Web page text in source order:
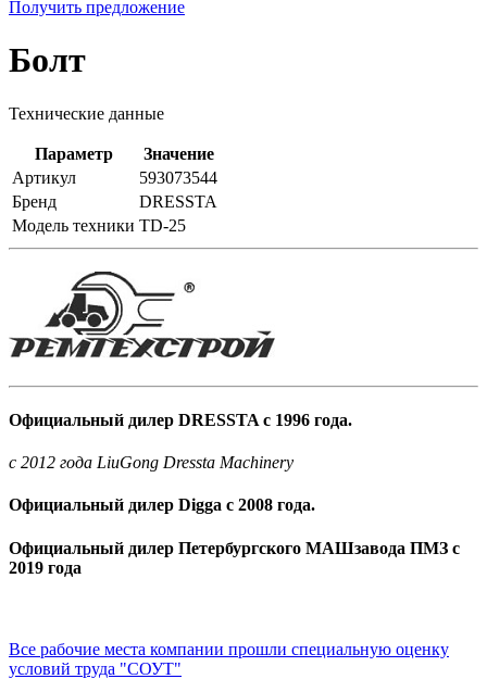
Получить предложение
Болт
Технические данные
Параметр
Значение
Артикул
593073544
Бренд
DRESSTA
Модель техники TD-25
Официальный дилер DRESSTA с 1996 года.
c 2012 года LiuGong Dressta Machinery
Официальный дилер Digga с 2008 года.
Официальный дилер Петербургского МАШзавода ПМЗ с
2019 года
Все рабочие места компании прошли специальную оценку
условий труда "СОУТ"